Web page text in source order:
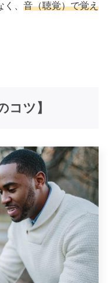
、 音（聴覚）で覚え
ツ】